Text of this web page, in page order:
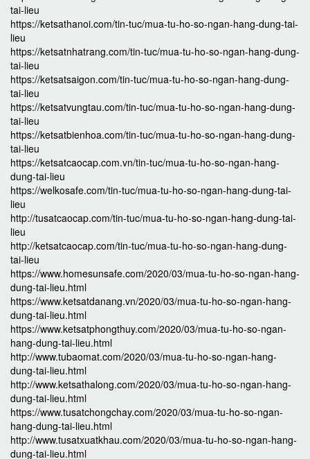
tai-lieu
https://ketsathanoi.com/tin-tuc/mua-tu-ho-so-ngan-hang-dung-tai-
lieu
https://ketsatnhatrang.com/tin-tuc/mua-tu-ho-so-ngan-hang-dung-
tai-lieu
https://ketsatsaigon.com/tin-tuc/mua-tu-ho-so-ngan-hang-dung-
tai-lieu
https://ketsatvungtau.com/tin-tuc/mua-tu-ho-so-ngan-hang-dung-
tai-lieu
https://ketsatbienhoa.com/tin-tuc/mua-tu-ho-so-ngan-hang-dung-
tai-lieu
https://ketsatcaocap.com.vn/tin-tuc/mua-tu-ho-so-ngan-hang-
dung-tai-lieu
https://welkosafe.com/tin-tuc/mua-tu-ho-so-ngan-hang-dung-tai-
lieu
http://tusatcaocap.com/tin-tuc/mua-tu-ho-so-ngan-hang-dung-tai-
lieu
http://ketsatcaocap.com/tin-tuc/mua-tu-ho-so-ngan-hang-dung-
tai-lieu
https://www.homesunsafe.com/2020/03/mua-tu-ho-so-ngan-hang-
dung-tai-lieu.html
https://www.ketsatdanang.vn/2020/03/mua-tu-ho-so-ngan-hang-
dung-tai-lieu.html
https://www.ketsatphongthuy.com/2020/03/mua-tu-ho-so-ngan-
hang-dung-tai-lieu.html
http://www.tubaomat.com/2020/03/mua-tu-ho-so-ngan-hang-
dung-tai-lieu.html
http://www.ketsathalong.com/2020/03/mua-tu-ho-so-ngan-hang-
dung-tai-lieu.html
https://www.tusatchongchay.com/2020/03/mua-tu-ho-so-ngan-
hang-dung-tai-lieu.html
http://www.tusatxuatkhau.com/2020/03/mua-tu-ho-so-ngan-hang-
dung-tai-lieu.html